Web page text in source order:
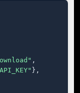
,
},